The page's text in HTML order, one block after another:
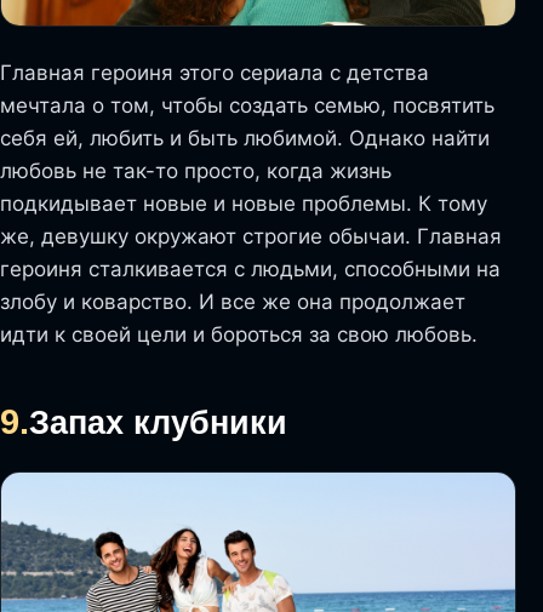
Главная героиня этого сериала с детства
мечтала о том, чтобы создать семью, посвятить
себя ей, любить и быть любимой. Однако найти
любовь не так-то просто, когда жизнь
подкидывает новые и новые проблемы. К тому
же, девушку окружают строгие обычаи. Главная
героиня сталкивается с людьми, способными на
злобу и коварство. И все же она продолжает
идти к своей цели и бороться за свою любовь.
9.Запах клубники